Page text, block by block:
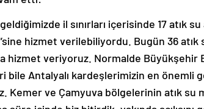
hizmet verilebiliyordu. Bugün 36
hizmet veriyoruz. Normalde
bile Antalyalı kardeşlerimizin en önemli
Kemer ve Çamyuva bölgelerinin atık
süre içinde biz bitirdik, yakında